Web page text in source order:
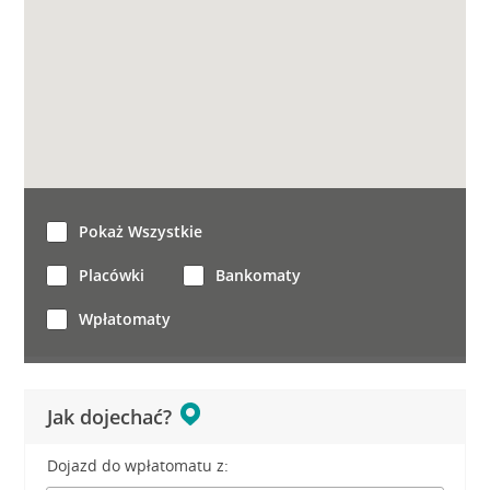
Jak dojechać?
Dojazd do wpłatomatu z:
Pokaż Wszystkie
Placówki Bankomaty
Wpłatomaty